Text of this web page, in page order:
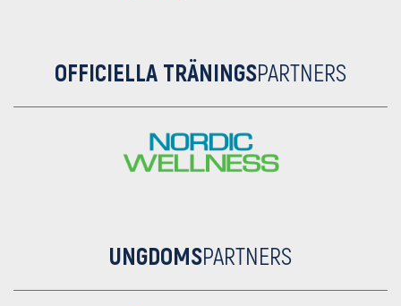
OFFICIELLA TRÄNINGSPARTNERS
UNGDOMSPARTNERS